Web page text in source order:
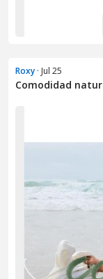
Roxy · Jul 25
Comodidad